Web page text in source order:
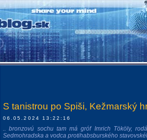
S tanistrou po Spiši, Kežmarský
06.05.2024 13:22:16
.. bronzovú sochu tam má gróf Imrich Tököly,
Sedmohradska a vodca protihabsburského